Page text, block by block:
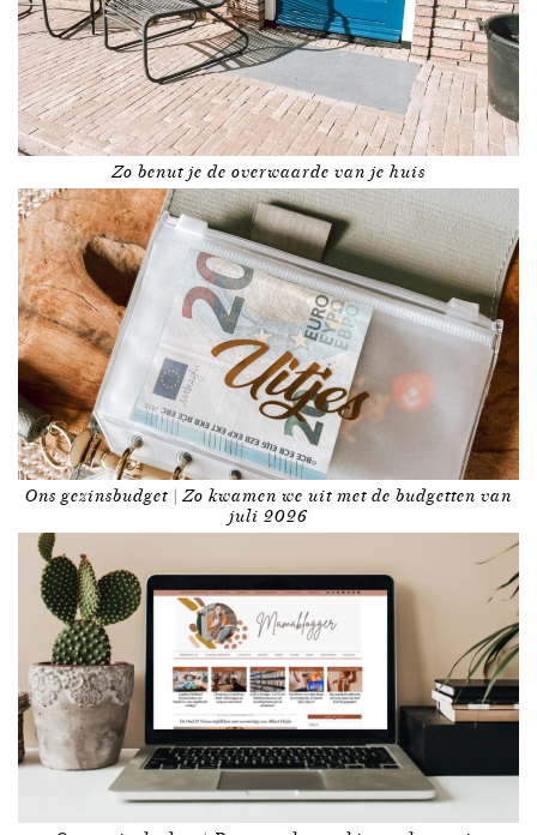
Zo benut je de overwaarde van je huis
Ons gezinsbudget | Zo kwamen we uit met de budgetten van
juli 2026